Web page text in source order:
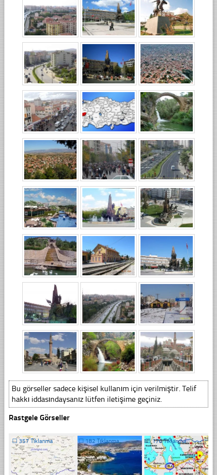
Bu görseller sadece kişisel kullanım için verilmiştir. Telif
hakkı iddasındaysanız lütfen iletişime geçiniz.
Rastgele Görseller
☐ 357 Tıklanma ☐182 Tıklanma ☐176 Tıklanma